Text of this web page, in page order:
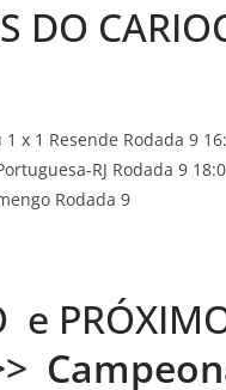
DO
x 1 Resende Rodada 9
RJ Rodada 9
Rodada 9
e